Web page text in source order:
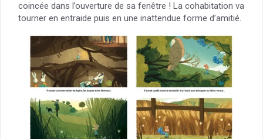
coincée dans l’ouverture de sa fenêtre ! La cohabitation va
tourner en entraide puis en une inattendue forme d’amitié.